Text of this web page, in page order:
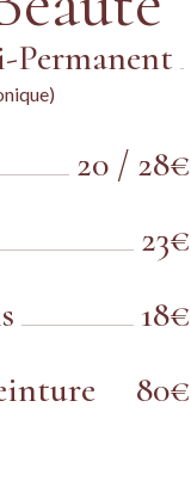
Permanent
20 / 28€
23€
18€
80€